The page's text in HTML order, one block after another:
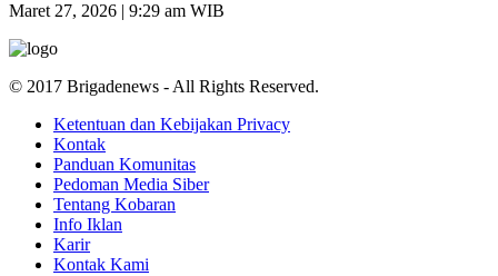
Maret 27, 2026 | 9:29 am WIB
© 2017 Brigadenews - All Rights Reserved.
Ketentuan dan Kebijakan Privacy
Kontak
Panduan Komunitas
Pedoman Media Siber
Tentang Kobaran
Info Iklan
Karir
Kontak Kami